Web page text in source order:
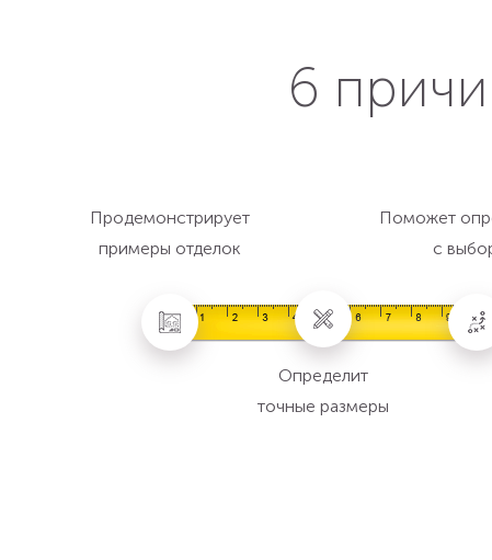
6
Продемонстрирует
примеры отделок
Определит
точные размеры
Поможет
с